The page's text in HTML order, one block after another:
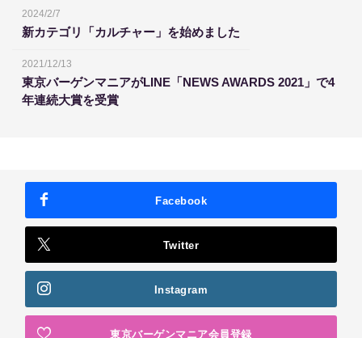
2024/2/7
新カテゴリ「カルチャー」を始めました
2021/12/13
東京バーゲンマニアがLINE「NEWS AWARDS 2021」で4
年連続大賞を受賞
Facebook
Twitter
Instagram
東京バーゲンマニア会員登録